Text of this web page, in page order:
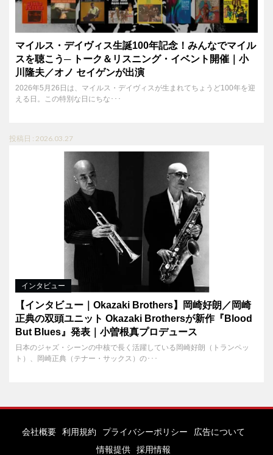
マイルス・デイヴィス生誕100年記念！みんなでマイル
スを聴こう─ トーク＆リスニング・イベント開催｜小
川隆夫／オノ セイゲンが出演
2026年5月26日は、マイルス・デイヴィスが生まれてちょうど100年を迎
える日。この特別な日にちな･･･
投稿日 : 2026.03.27
インタビュー
【インタビュー｜Okazaki Brothers】岡崎好朗／岡崎
正典の双頭ユニット Okazaki Brothersが新作『Blood
But Blues』発表｜小曽根真プロデュース
日本のジャズ・シーンの中核で長く活躍している岡崎好朗（トランペッ
ト）、岡崎正典（テナー・サックス）の･･･
会社概要 利用規約 プライバシーポリシー
広告について
情報提供
採用情報